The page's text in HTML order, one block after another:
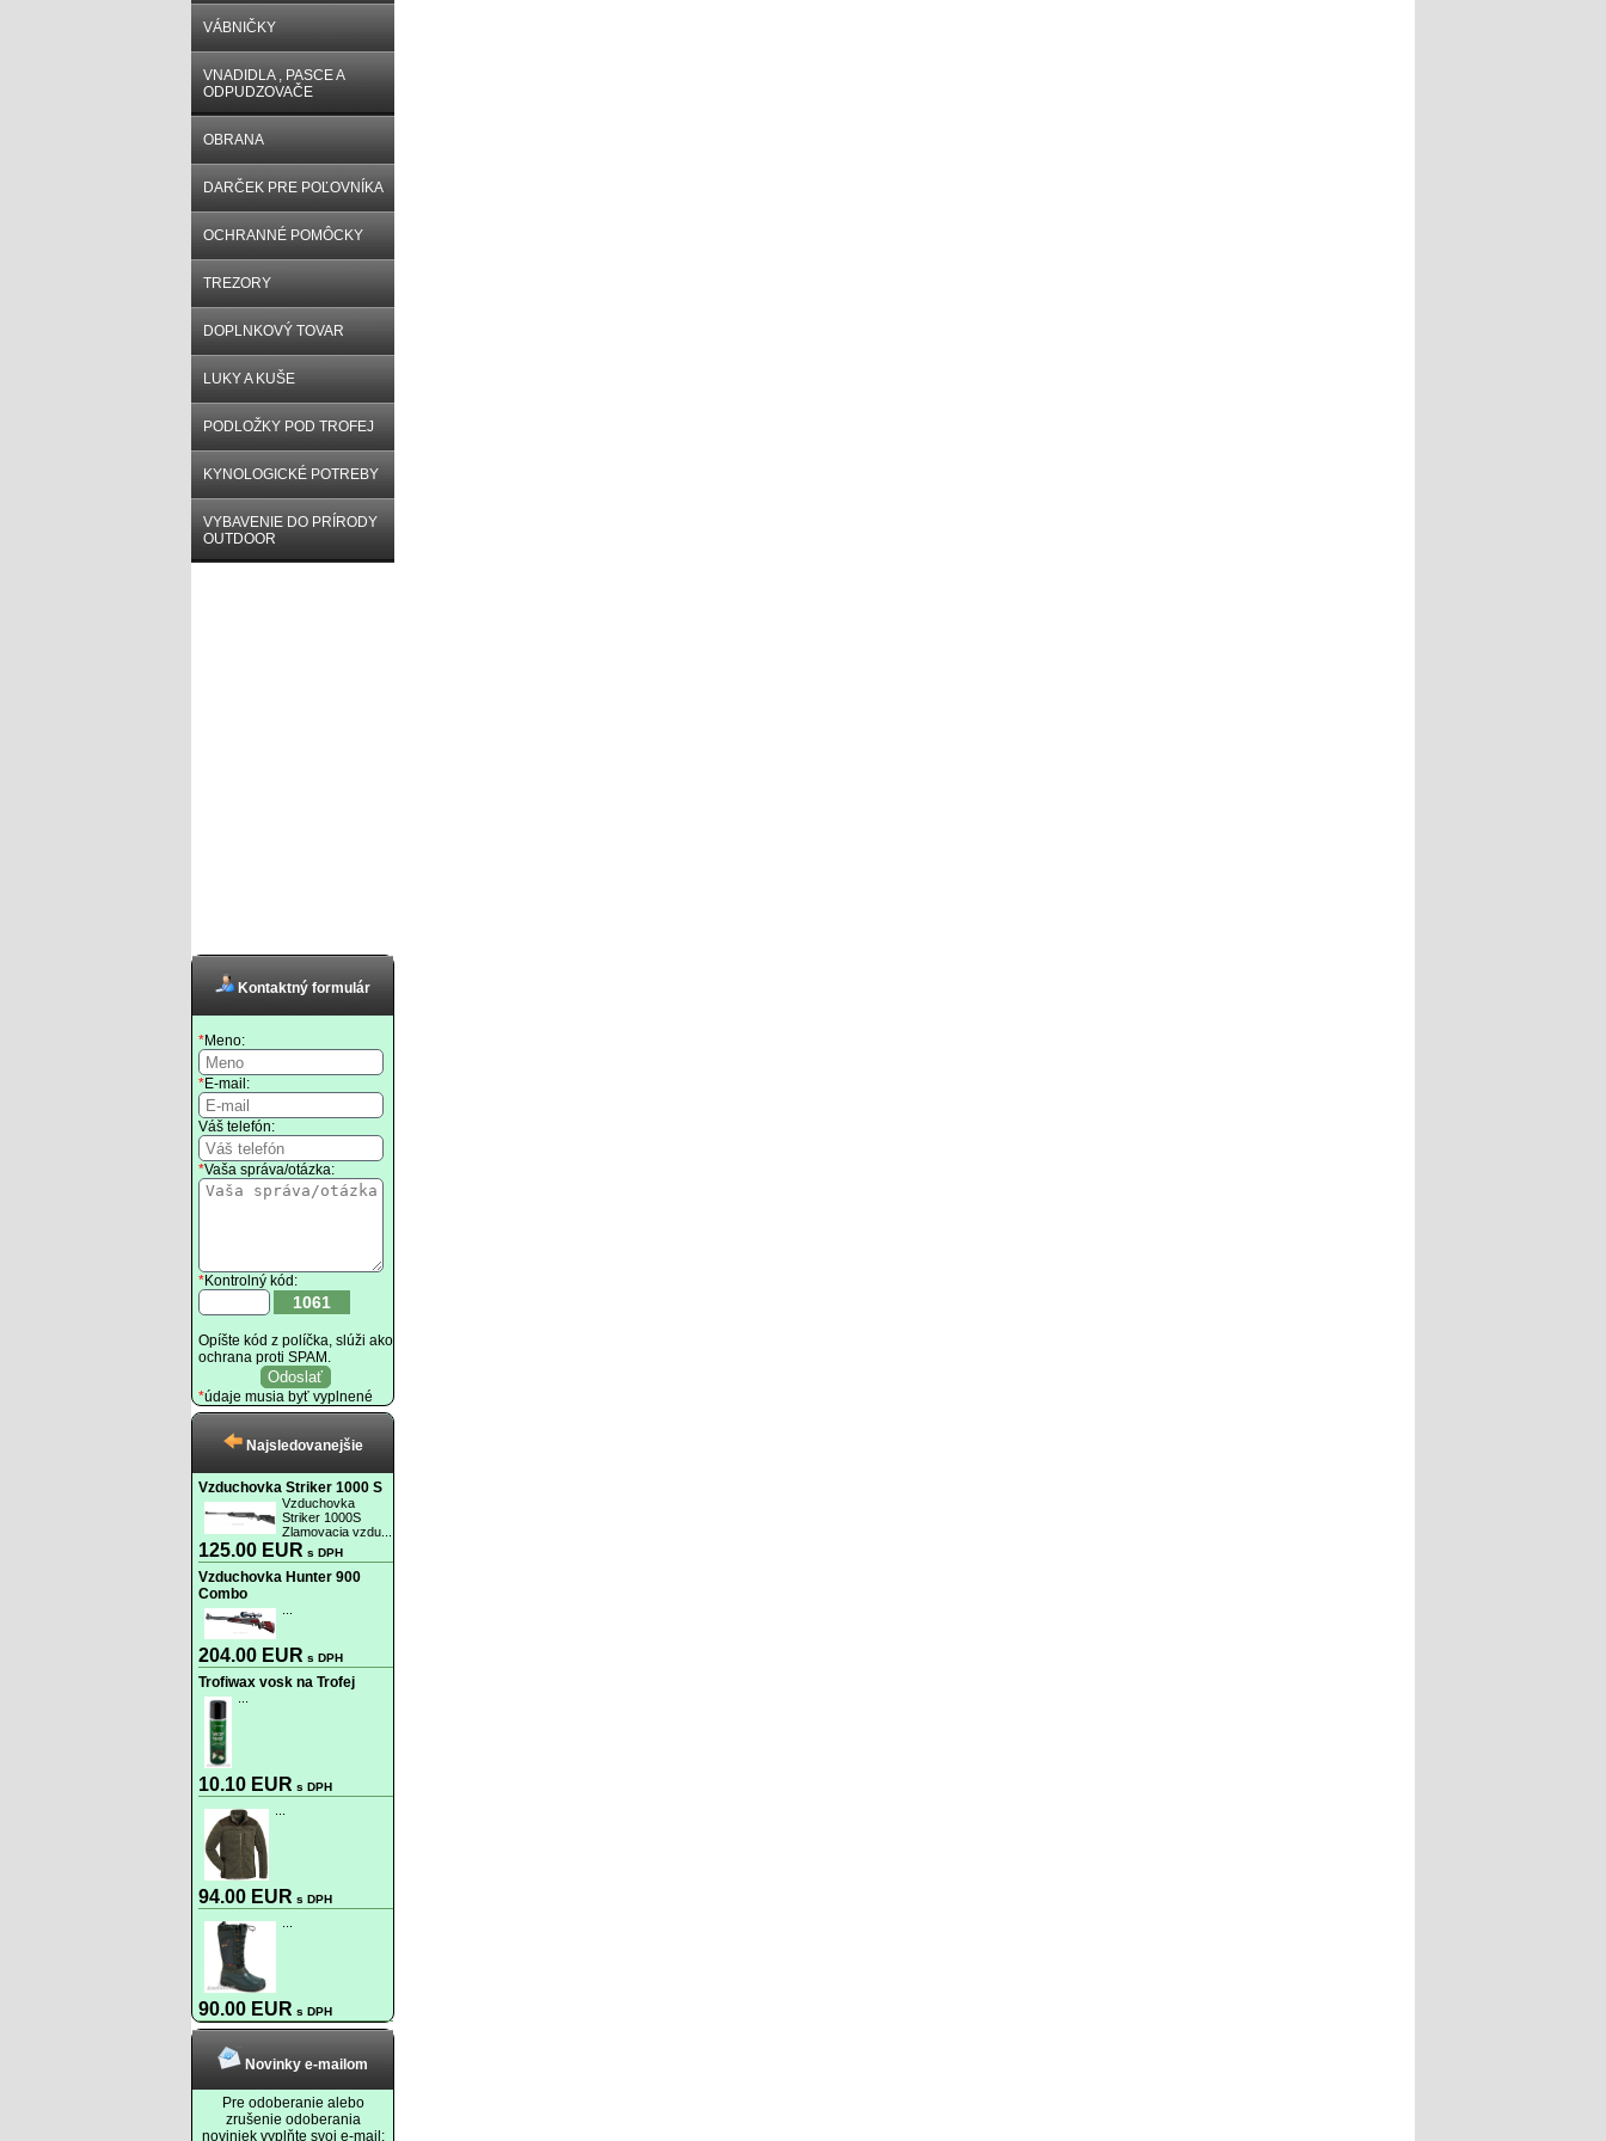
VÁBNIČKY
VNADIDLA , PASCE A
ODPUDZOVAČE
OBRANA
DARČEK PRE POĽOVNÍKA
OCHRANNÉ POMÔCKY
TREZORY
DOPLNKOVÝ TOVAR
LUKY A KUŠE
PODLOŽKY POD TROFEJ
KYNOLOGICKÉ POTREBY
VYBAVENIE DO PRÍRODY
OUTDOOR
Kontaktný formulár
*Meno:
*E-mail:
Váš telefón:
*Vaša správa/otázka:
*Kontrolný kód:
1061
Opíšte kód z políčka, slúži ako
ochrana proti SPAM.
*údaje musia byť vyplnené
Najsledovanejšie
Vzduchovka Striker 1000 S
Vzduchovka
Striker 1000S
Zlamovacia vzdu...
125.00 EUR s DPH
Vzduchovka Hunter 900
Combo
204.00 EUR s DPH
Trofiwax vosk na Trofej
10.10 EUR s DPH
94.00 EUR s DPH
90.00 EUR s DPH
Novinky e-mailom
Pre odoberanie alebo
zrušenie odoberania
noviniek vyplňte svoj e-mail: